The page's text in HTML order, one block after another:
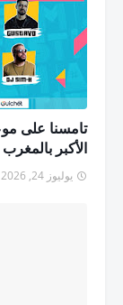
تامسنا على
الأكبر بالمغرب
يوليوز 24, 2026